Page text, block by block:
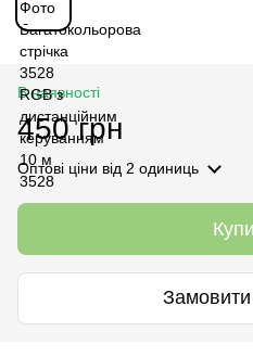
В наявності
450 грн
Оптові ціни від 2 одиниць